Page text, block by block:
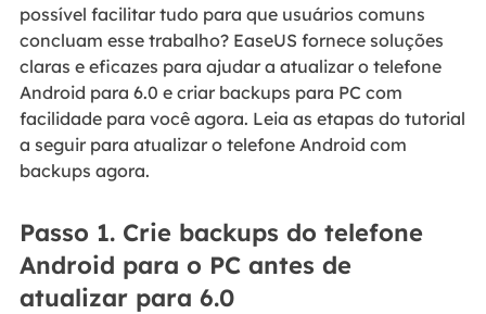
possível facilitar tudo para que usuários comuns
concluam esse trabalho? EaseUS fornece soluções
claras e eficazes para ajudar a atualizar o telefone
Android para 6.0 e criar backups para PC com
facilidade para você agora. Leia as etapas do tutorial
a seguir para atualizar o telefone Android com
backups agora.
Passo 1. Crie backups do telefone
Android para o PC antes de
atualizar para 6.0